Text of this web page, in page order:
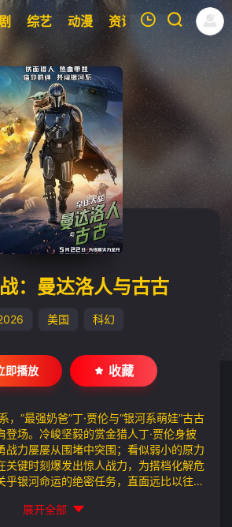
综艺 动漫 资讯 明星 周表
我的观影记录
暂无观看影片的记录
：曼达洛人与古古
美国 科幻
即播放 收藏
，“最强奶爸”丁·贾伦与“银河系萌娃”古古
登场。冷峻坚毅的赏金猎人丁·贾伦身披
战力屡屡从围堵中突围；看似弱小的原力
关键时刻爆发出惊人战力，为搭档化解危
乎银河命运的绝密任务，直面远比以往更
展开全部